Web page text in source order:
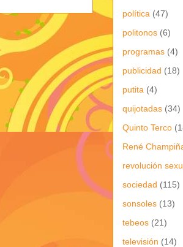
política (47)
politonos (6)
programas (4)
publicidad (18)
putita (4)
quijotadas (34)
Quinto Terco
René
revolución
sociedad (115)
sonsoles (13)
tebeos (21)
televisión (14)